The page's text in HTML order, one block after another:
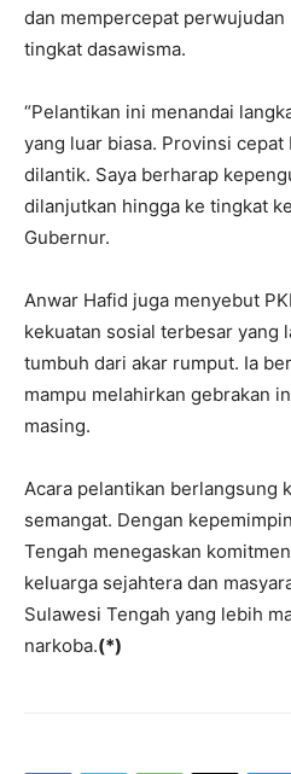
dan mempercepat
tingkat dasawisma.
“Pelantikan ini menandai
yang luar biasa. Provinsi
dilantik. Saya berharap
dilanjutkan hingga ke tingkat
Gubernur.
Anwar Hafid juga menyebut
kekuatan sosial terbesar yang
tumbuh dari akar rumput. Ia
mampu melahirkan gebrakan
masing.
Acara pelantikan berlangsung
semangat. Dengan
Tengah menegaskan
keluarga sejahtera dan
Sulawesi Tengah yang lebih
narkoba.(*)